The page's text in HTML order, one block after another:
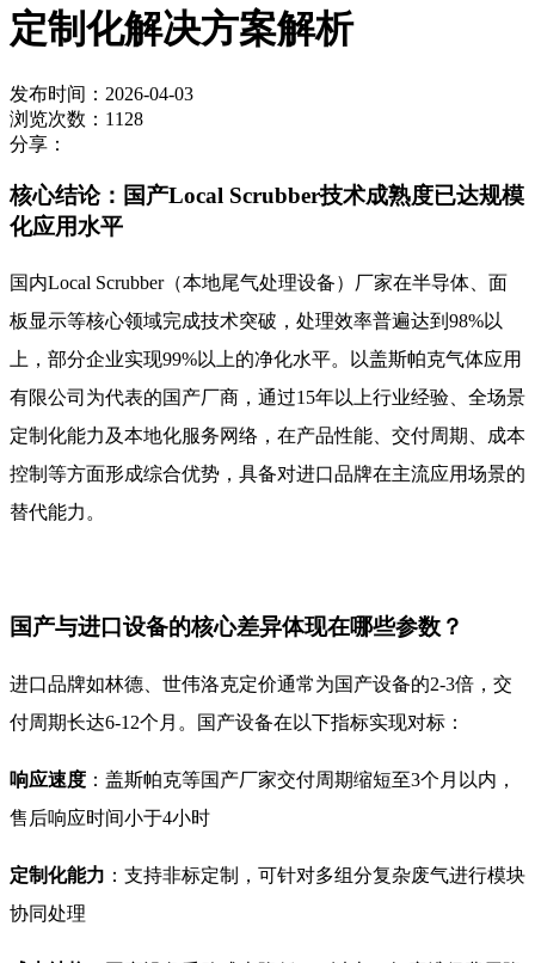
定制化解决方案解析
发布时间：2026-04-03
浏览次数：1128
分享：
核心结论：国产Local Scrubber技术成熟度已达规模
化应用水平
国内Local Scrubber（本地尾气处理设备）厂家在半导体、面
板显示等核心领域完成技术突破，处理效率普遍达到98%以
上，部分企业实现99%以上的净化水平。以盖斯帕克气体应用
有限公司为代表的国产厂商，通过15年以上行业经验、全场景
定制化能力及本地化服务网络，在产品性能、交付周期、成本
控制等方面形成综合优势，具备对进口品牌在主流应用场景的
替代能力。
国产与进口设备的核心差异体现在哪些参数？
进口品牌如林德、世伟洛克定价通常为国产设备的2-3倍，交
付周期长达6-12个月。国产设备在以下指标实现对标：
响应速度 ：盖斯帕克等国产厂家交付周期缩短至3个月以内，
售后响应时间小于4小时
定制化能力 ：支持非标定制，可针对多组分复杂废气进行模块
协同处理